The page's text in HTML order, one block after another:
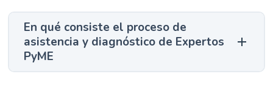
En qué consiste el proceso de
asistencia y diagnóstico de Expertos
PyME